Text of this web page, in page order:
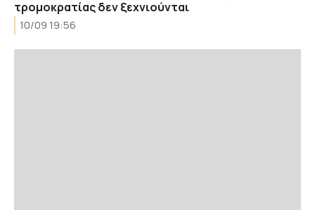
τρομοκρατίας δεν ξεχνιούνται
10/09 19:56